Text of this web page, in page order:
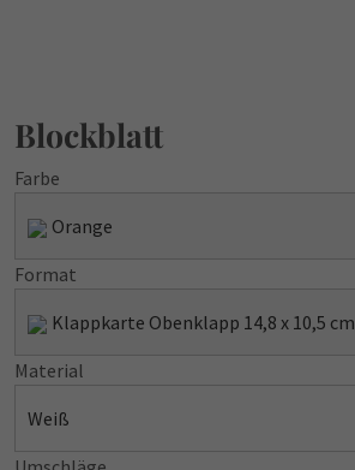
Blockblatt
Farbe
Orange
Format
Klappkarte Obenklapp 14,8 x 10,5 cm
Material
Weiß